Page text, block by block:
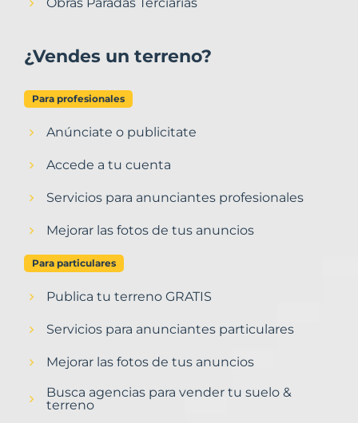
¿Vendes un terreno?
Para profesionales
Anúnciate o publicitate
Accede a tu cuenta
Servicios para anunciantes profesionales
Mejorar las fotos de tus anuncios
Para particulares
Publica tu terreno GRATIS
Servicios para anunciantes particulares
Mejorar las fotos de tus anuncios
Busca agencias para vender tu suelo &
terreno